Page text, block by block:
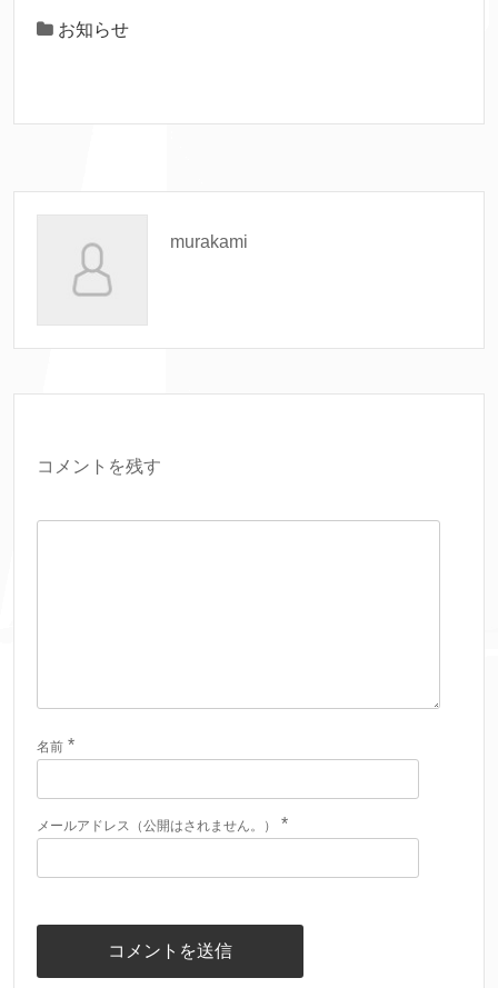
お知らせ
murakami
コメントを残す
名前 *
メールアドレス（公開はされません。） *